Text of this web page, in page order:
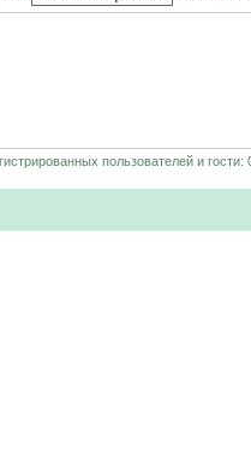
пользователей и гости: